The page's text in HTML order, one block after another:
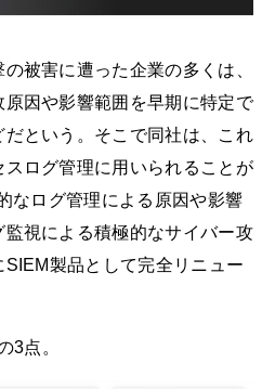
被害に遭った企業の多くは、
原因や影響範囲を早期に特定で
という。そこで同社は、これ
スログ管理に用いられることが
なログ管理による原因や影響
視による積極的なサイバー攻
製品として完全リニュー
3点。